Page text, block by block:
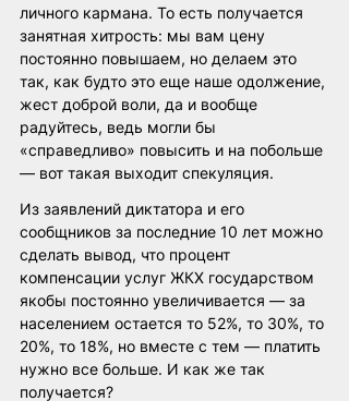
личного кармана. То есть получается
занятная хитрость: мы вам цену
постоянно повышаем, но делаем это
так, как будто это еще наше одолжение,
жест доброй воли, да и вообще
радуйтесь, ведь могли бы
«справедливо» повысить и на побольше
— вот такая выходит спекуляция.
Из заявлений диктатора и его
сообщников за последние 10 лет можно
сделать вывод, что процент
компенсации услуг ЖКХ государством
якобы постоянно увеличивается — за
населением остается то 52%, то 30%, то
20%, то 18%, но вместе с тем — платить
нужно все больше. И как же так
получается?